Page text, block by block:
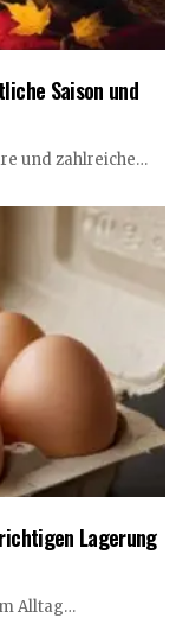
Saison und
und zahlreiche…
Lagerung
Alltag…